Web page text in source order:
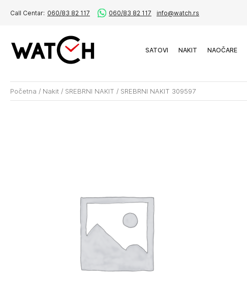
Call Centar: 060/83 82 117 060/83 82 117 info@watch.rs
SATOVI NAKIT NAOČARE
Početna / Nakit / SREBRNI NAKIT / SREBRNI NAKIT 309597